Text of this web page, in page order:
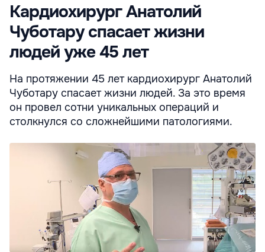
Кардиохирург Анатолий
Чуботару спасает жизни
людей уже 45 лет
На протяжении 45 лет кардиохирург Анатолий
Чуботару спасает жизни людей. За это время
он провел сотни уникальных операций и
столкнулся со сложнейшими патологиями.